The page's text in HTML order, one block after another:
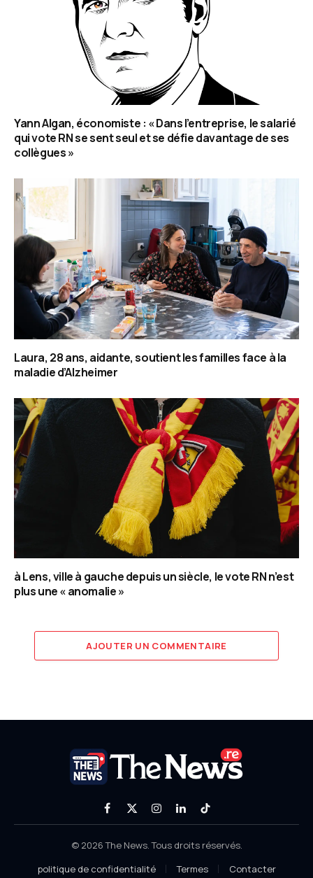
Yann Algan, économiste : « Dans l’entreprise, le salarié
qui vote RN se sent seul et se défie davantage de ses
collègues »
Laura, 28 ans, aidante, soutient les familles face à la
maladie d’Alzheimer
à Lens, ville à gauche depuis un siècle, le vote RN n’est
plus une « anomalie »
AJOUTER UN COMMENTAIRE
Facebook
X
(Twitter)
Instagram
LinkedInTikTok
© 2026 The News. Tous droits réservés.
politique de confidentialité
Termes Contacter